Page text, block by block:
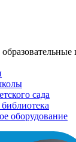
сада
оборудование